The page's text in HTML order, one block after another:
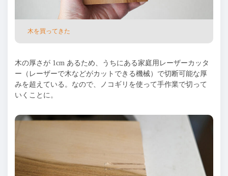
⽊を買ってきた
⽊の厚さが 1cm あるため、うちにある家庭⽤レーザーカッタ
ー（レーザーで⽊などがカットできる機械）で切断可能な厚
みを超えている。なので、ノコギリを使って⼿作業で切って
いくことに。